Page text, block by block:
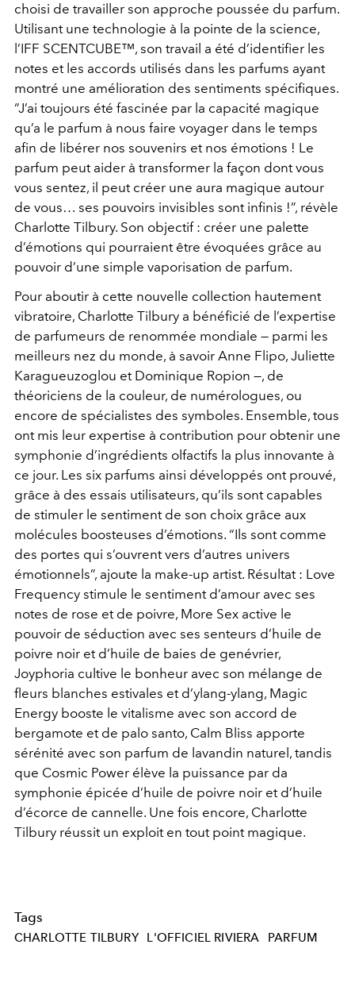
choisi de travailler son approche poussée du parfum.
Utilisant une technologie à la pointe de la science,
l’IFF SCENTCUBE™, son travail a été d’identifier les
notes et les accords utilisés dans les parfums ayant
montré une amélioration des sentiments spécifiques.
“J’ai toujours été fascinée par la capacité magique
qu’a le parfum à nous faire voyager dans le temps
afin de libérer nos souvenirs et nos émotions ! Le
parfum peut aider à transformer la façon dont vous
vous sentez, il peut créer une aura magique autour
de vous… ses pouvoirs invisibles sont infinis !”, révèle
Charlotte Tilbury. Son objectif : créer une palette
d’émotions qui pourraient être évoquées grâce au
pouvoir d’une simple vaporisation de parfum.
Pour aboutir à cette nouvelle collection hautement
vibratoire, Charlotte Tilbury a bénéficié de l’expertise
de parfumeurs de renommée mondiale — parmi les
meilleurs nez du monde, à savoir Anne Flipo, Juliette
Karagueuzoglou et Dominique Ropion —, de
théoriciens de la couleur, de numérologues, ou
encore de spécialistes des symboles. Ensemble, tous
ont mis leur expertise à contribution pour obtenir une
symphonie d’ingrédients olfactifs la plus innovante à
ce jour. Les six parfums ainsi développés ont prouvé,
grâce à des essais utilisateurs, qu’ils sont capables
de stimuler le sentiment de son choix grâce aux
molécules boosteuses d’émotions. “Ils sont comme
des portes qui s’ouvrent vers d’autres univers
émotionnels”, ajoute la make-up artist. Résultat : Love
Frequency stimule le sentiment d’amour avec ses
notes de rose et de poivre, More Sex active le
pouvoir de séduction avec ses senteurs d’huile de
poivre noir et d’huile de baies de genévrier,
Joyphoria cultive le bonheur avec son mélange de
fleurs blanches estivales et d’ylang-ylang, Magic
Energy booste le vitalisme avec son accord de
bergamote et de palo santo, Calm Bliss apporte
sérénité avec son parfum de lavandin naturel, tandis
que Cosmic Power élève la puissance par da
symphonie épicée d’huile de poivre noir et d’huile
d’écorce de cannelle. Une fois encore, Charlotte
Tilbury réussit un exploit en tout point magique.
Tags
CHARLOTTE TILBURY L'OFFICIEL RIVIERA PARFUM